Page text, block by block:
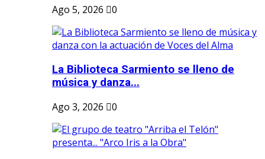
Ago 5, 2026
0
La Biblioteca Sarmiento se lleno de
música y danza...
Ago 3, 2026
0